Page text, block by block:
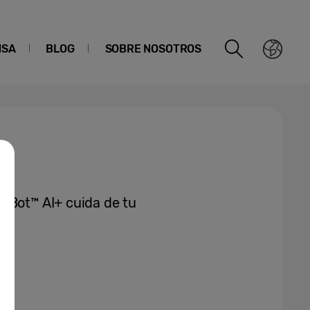
BLOG SOBRE NOSOTROS
Bot™ AI+ cuida de tu